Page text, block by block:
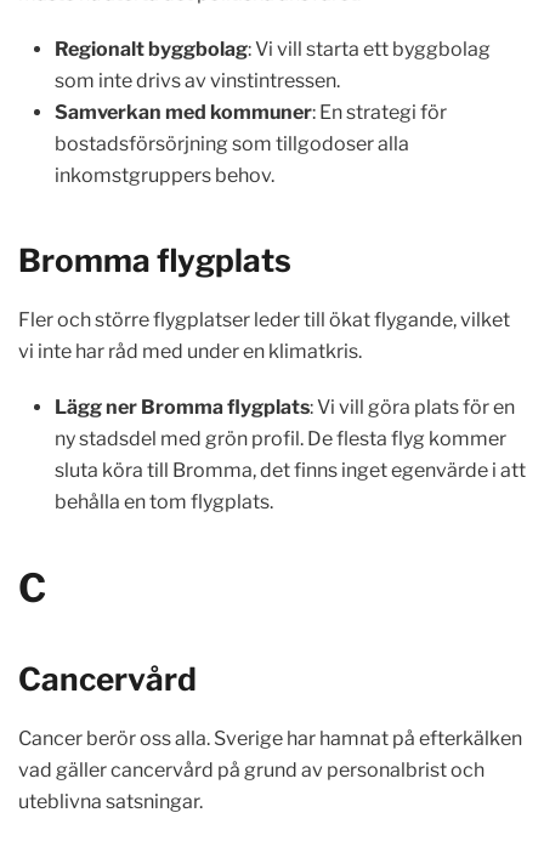
Regionalt byggbolag: Vi vill starta ett byggbolag
som inte drivs av vinstintressen.
Samverkan med kommuner: En strategi för
bostadsförsörjning som tillgodoser alla
inkomstgruppers behov.
Bromma flygplats
Fler och större flygplatser leder till ökat flygande, vilket
vi inte har råd med under en klimatkris.
Lägg ner Bromma flygplats: Vi vill göra plats för en
ny stadsdel med grön profil. De flesta flyg kommer
sluta köra till Bromma, det finns inget egenvärde i att
behålla en tom flygplats.
C
Cancervård
Cancer berör oss alla. Sverige har hamnat på efterkälken
vad gäller cancervård på grund av personalbrist och
uteblivna satsningar.